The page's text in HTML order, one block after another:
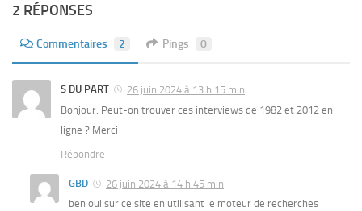
2 RÉPONSES
Commentaires 2 Pings 0
S DU PART
26 juin 2024 à 13 h 15 min
Bonjour. Peut-on trouver ces interviews de 1982 et 2012 en
ligne ? Merci
Répondre
GBD
26 juin 2024 à 14 h 45 min
ben oui sur ce site en utilisant le moteur de recherches